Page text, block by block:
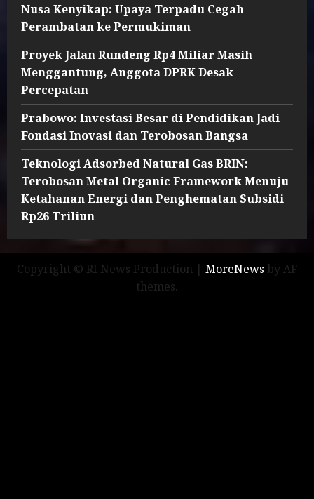
Nusa Kenyikap: Upaya Terpadu Cegah
Perambatan ke Permukiman
Proyek Jalan Rundeng Rp4 Miliar Masih
Menggantung, Anggota DPRK Desak
Percepatan
Prabowo: Investasi Besar di Pendidikan Jadi
Fondasi Inovasi dan Terobosan Bangsa
Teknologi Adsorbed Natural Gas BRIN:
Terobosan Metal Organic Framework Menuju
Ketahanan Energi dan Penghematan Subsidi
Rp26 Triliun
Copyright © RI News Production | MoreNews by AF
themes.